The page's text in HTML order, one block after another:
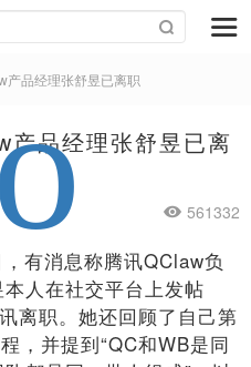
产品经理张舒昱已离职
品经理张舒昱已离
561332
有消息称腾讯QClaw负
人在社交平台上发帖
离职。她还回顾了自己第
，并提到“QC和WB是同